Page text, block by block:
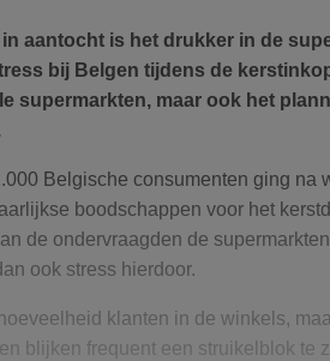
in aantocht is het drukker in de
bij Belgen tijdens de
supermarkten, maar ook het
Belgische consumenten ging na
boodschappen voor het
de ondervraagden de
ook stress hierdoor.
klanten in de winkels,
blijken frequent een struikelblok te